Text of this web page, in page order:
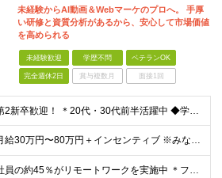
未経験からAI動画＆Webマーケのプロへ。 手厚
い研修と資質分析があるから、安心して市場価値
を高められる
未経験歓迎 学歴不問 ベテランOK
完全週休2日 賞与複数月 面接1回
＊第2新卒歓迎！ ＊20代・30代前半活躍中 ◆学歴不問 ◆未経験歓迎 ＼こんな方にピッタリです！／ ★SNSを見るだけでなく「仕掛ける側」になりたい方 ★販売や接客で「お客様の心理」を考えた経験
◆月給30万円〜80万円＋インセンティブ ※みなし残業代（月10時間・16,000円）を含みます ※超過分は別途支給します ※試用期間3か月あり（給与は28万円、待遇に差異なし）
＊社員の約45％がリモートワークを実施中 ＊フルリモート案件もあり ＊転勤はありません 本社（横浜）または、東京・神奈川の各プロジェクト先。 【本社】 神奈川県横浜市中区不老町2丁目11-8 税経